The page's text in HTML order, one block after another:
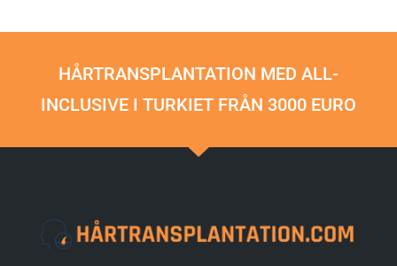
HÅRTRANSPLANTATION MED ALL-
INCLUSIVE I TURKIET FRÅN 3000 EURO